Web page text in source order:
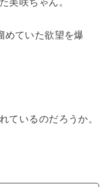
めていた欲望を爆
ているのだろうか。